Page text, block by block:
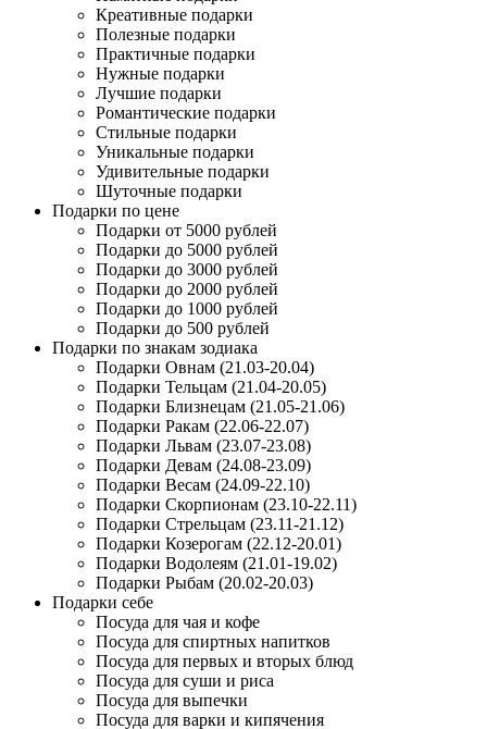
Креативные подарки
Полезные подарки
Практичные подарки
Нужные подарки
Лучшие подарки
Романтические подарки
Стильные подарки
Уникальные подарки
Удивительные подарки
Шуточные подарки
Подарки по цене
Подарки от 5000 рублей
Подарки до 5000 рублей
Подарки до 3000 рублей
Подарки до 2000 рублей
Подарки до 1000 рублей
Подарки до 500 рублей
Подарки по знакам зодиака
Подарки Овнам (21.03-20.04)
Подарки Тельцам (21.04-20.05)
Подарки Близнецам (21.05-21.06)
Подарки Ракам (22.06-22.07)
Подарки Львам (23.07-23.08)
Подарки Девам (24.08-23.09)
Подарки Весам (24.09-22.10)
Подарки Скорпионам (23.10-22.11)
Подарки Стрельцам (23.11-21.12)
Подарки Козерогам (22.12-20.01)
Подарки Водолеям (21.01-19.02)
Подарки Рыбам (20.02-20.03)
Подарки себе
Посуда для чая и кофе
Посуда для спиртных напитков
Посуда для первых и вторых блюд
Посуда для суши и риса
Посуда для выпечки
Посуда для варки и кипячения